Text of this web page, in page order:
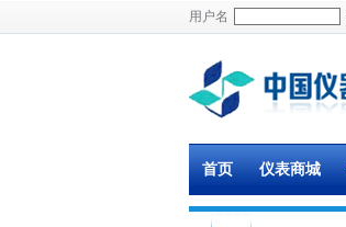
用户名
首页 仪表商城